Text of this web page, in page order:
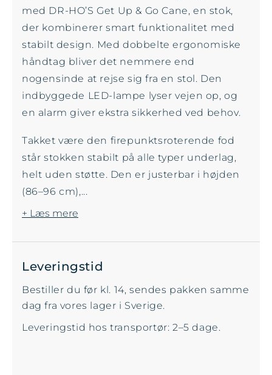
med DR-HO’S Get Up & Go Cane, en stok,
der kombinerer smart funktionalitet med
stabilt design. Med dobbelte ergonomiske
håndtag bliver det nemmere end
nogensinde at rejse sig fra en stol. Den
indbyggede LED-lampe lyser vejen op, og
en alarm giver ekstra sikkerhed ved behov.
Takket være den firepunktsroterende fod
står stokken stabilt på alle typer underlag,
helt uden støtte. Den er justerbar i højden
(86–96 cm),...
+ Læs mere
Leveringstid
Bestiller du før kl. 14, sendes pakken samme
dag fra vores lager i Sverige.
Leveringstid hos transportør: 2–5 dage.